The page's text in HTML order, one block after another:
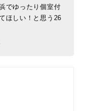
でゆったり個室付
ほしい！と思う26